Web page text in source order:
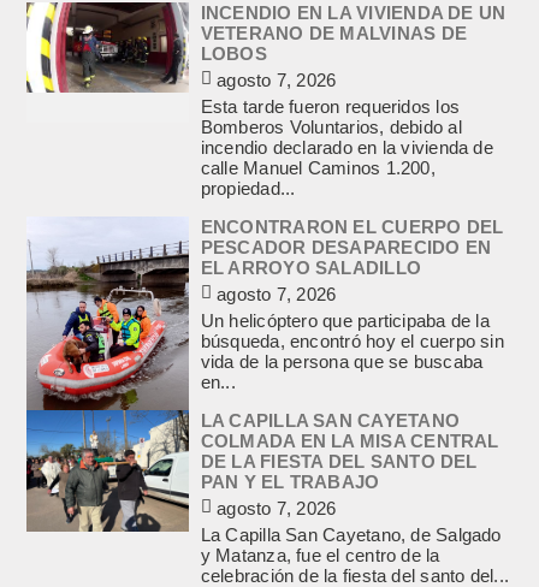
INCENDIO EN LA VIVIENDA DE UN
VETERANO DE MALVINAS DE
LOBOS
agosto 7, 2026
Esta tarde fueron requeridos los
Bomberos Voluntarios, debido al
incendio declarado en la vivienda de
calle Manuel Caminos 1.200,
propiedad...
ENCONTRARON EL CUERPO DEL
PESCADOR DESAPARECIDO EN
EL ARROYO SALADILLO
agosto 7, 2026
Un helicóptero que participaba de la
búsqueda, encontró hoy el cuerpo sin
vida de la persona que se buscaba
en...
LA CAPILLA SAN CAYETANO
COLMADA EN LA MISA CENTRAL
DE LA FIESTA DEL SANTO DEL
PAN Y EL TRABAJO
agosto 7, 2026
La Capilla San Cayetano, de Salgado
y Matanza, fue el centro de la
celebración de la fiesta del santo del...